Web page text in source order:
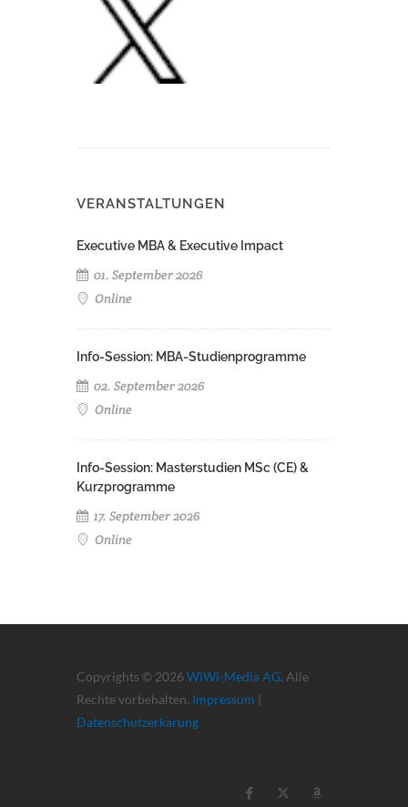
VERANSTALTUNGEN
Executive MBA & Executive Impact
01. September 2026
Online
Info-Session: MBA-Studienprogramme
02. September 2026
Online
Info-Session: Masterstudien­ MSc (CE) &
Kurzprogramme
17. September 2026
Online
Copyrights © 2026 WiWi-Media AG. Alle
Rechte vorbehalten. Impressum |
Datenschutzerkärung